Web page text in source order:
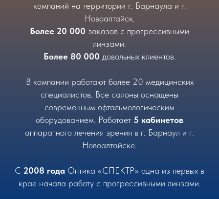
компаний на территории г. Барнаула и г.
Новоалтайск.
Более 20 000 заказов с прогрессивными
линзами.
Более 80 000 довольных клиентов.
В компании работают более 20 медицинских
специалистов. Все салоны оснащены
современным офтальмологическим
оборудованием. Работает 5 кабинетов
аппаратного лечения зрения в г. Барнаул и г.
Новоалтайске.
С 2008 года Оптика «СПЕКТР» одна из первых в
крае начала работу с прогрессивными линзами.